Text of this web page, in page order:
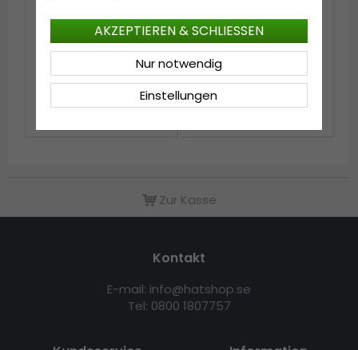
Toquerville Crushable
Wool felt Western hat
€99.99
Funchal Raffia Fedora
(Hellnatur/Dunkelbraun)
€69.99
Zur Kasse
Kontakt
E-mail: info@hatshop.se
Tel: 0800 1807757
Einstellungen
Nur notwendig
AKZEPTIEREN & SCHLIESSEN